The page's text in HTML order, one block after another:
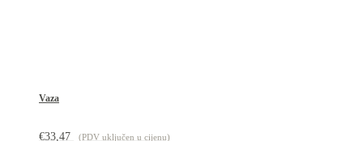
Vaza
€33,47 (PDV uključen u cijenu)